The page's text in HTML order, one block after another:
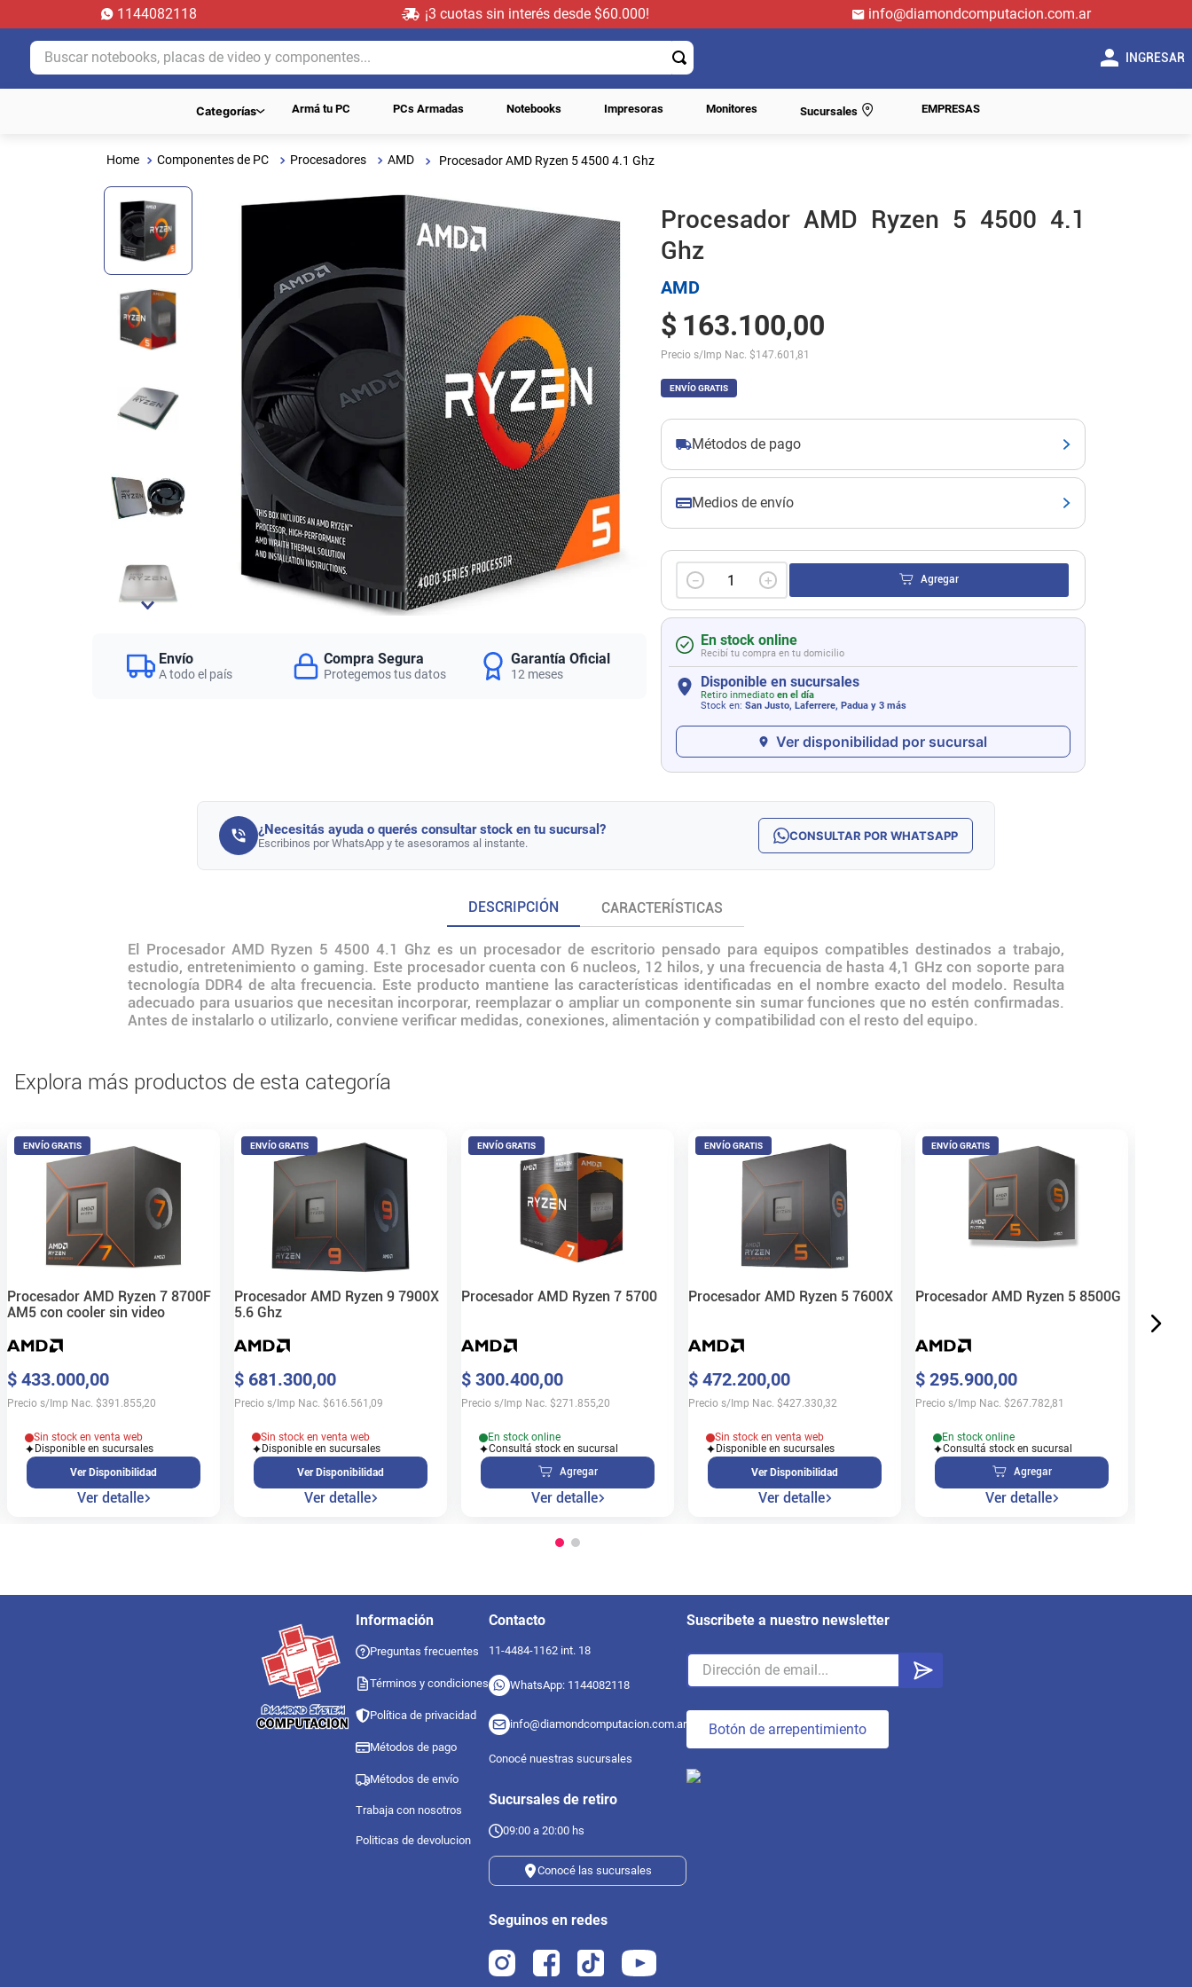
1144082118 ¡3 cuotas sin interés desde $60.000!
info@diamondcomputacion.com.ar
Buscar notebooks, placas de video y componentes...
INGRESAR
Categorías Armá tu PC PCs Armadas Notebooks Impresoras Monitores Sucursales EMPRESAS
Componentes de PC Procesadores AMD Procesador AMD Ryzen 5 4500 4.1 Ghz
Envío
A todo el país
Compra Segura
Protegemos tus datos
Garantía Oficial
12 meses
Procesador AMD Ryzen 5 4500 4.1
Ghz
AMD
$ 163.100,00
Precio s/Imp Nac. $147.601,81
ENVÍO GRATIS
Métodos de pago
Medios de envío
＋
－ Agregar
En stock online
Recibí tu compra en tu domicilio
Disponible en sucursales
Retiro inmediato en el día
Stock en: San Justo, Laferrere, Paduay 3 más
Ver disponibilidad por sucursal
¿Necesitás ayuda o querés consultar stock en tu sucursal?
Escribinos por WhatsApp y te asesoramos al instante. CONSULTAR POR WHATSAPP
DESCRIPCIÓN CARACTERÍSTICAS
El Procesador AMD Ryzen 5 4500 4.1 Ghz es un procesador de escritorio pensado para equipos compatibles destinados a trabajo,
estudio, entretenimiento o gaming. Este procesador cuenta con 6 nucleos, 12 hilos, y una frecuencia de hasta 4,1 GHz con soporte para
tecnología DDR4 de alta frecuencia. Este producto mantiene las características identificadas en el nombre exacto del modelo. Resulta
adecuado para usuarios que necesitan incorporar, reemplazar o ampliar un componente sin sumar funciones que no estén confirmadas.
Antes de instalarlo o utilizarlo, conviene verificar medidas, conexiones, alimentación y compatibilidad con el resto del equipo.
Explora más productos de esta categoría
ENVÍO GRATIS
Procesador AMD Ryzen 7 8700F
AM5 con cooler sin video
$ 433.000,00
Precio s/Imp Nac. $391.855,20
Sin stock en venta web
Disponible en sucursales
Ver Disponibilidad
Ver detalle
ENVÍO GRATIS
Procesador AMD Ryzen 9 7900X
5.6 Ghz
$ 681.300,00
Precio s/Imp Nac. $616.561,09
Sin stock en venta web
Disponible en sucursales
Ver Disponibilidad
Ver detalle
ENVÍO GRATIS
Procesador AMD Ryzen 7 5700
$ 300.400,00
Precio s/Imp Nac. $271.855,20
En stock online
Consultá stock en sucursal
Agregar
Ver detalle
ENVÍO GRATIS
Procesador AMD Ryzen 5 7600X
$ 472.200,00
Precio s/Imp Nac. $427.330,32
Sin stock en venta web
Disponible en sucursales
Ver Disponibilidad
Ver detalle
ENVÍO GRATIS
Procesador AMD Ryzen 5 8500G
$ 295.900,00
Precio s/Imp Nac. $267.782,81
En stock online
Consultá stock en sucursal
Agregar
Ver detalle
Información
Preguntas frecuentes
Términos y condiciones
Política de privacidad
Métodos de pago
Métodos de envío
Trabaja con nosotros
Politicas de devolucion
Contacto
11-4484-1162 int. 18
WhatsApp: 1144082118
info@diamondcomputacion.com.ar
Conocé nuestras sucursales
Sucursales de retiro
09:00 a 20:00 hs
Conocé las sucursales
Seguinos en redes
Suscribete a nuestro newsletter
Botón de arrepentimiento